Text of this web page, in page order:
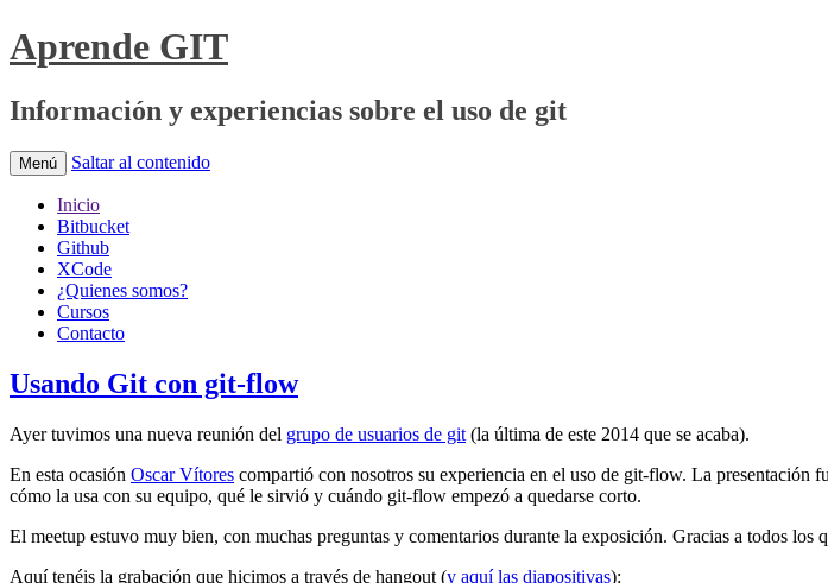
Aprende GIT
Información y experiencias sobre el uso de git
Menú Saltar al contenido
Inicio
Bitbucket
Github
XCode
¿Quienes somos?
Cursos
Contacto
Usando Git con git-flow
Ayer tuvimos una nueva reunión del grupo de usuarios de git (la última de este 2014 que se acaba).
En esta ocasión Oscar Vítores compartió con nosotros su experiencia en el uso de git-flow. La presentación
cómo la usa con su equipo, qué le sirvió y cuándo git-flow empezó a quedarse corto.
El meetup estuvo muy bien, con muchas preguntas y comentarios durante la exposición. Gracias a todos los
Aquí tenéis la grabación que hicimos a través de hangout (y aquí las diapositivas):